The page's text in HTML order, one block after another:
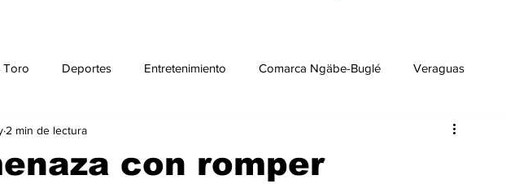
Toro Deportes Entretenimiento Comarca Ngäbe-Buglé Veraguas
con romper
2 min de lectura